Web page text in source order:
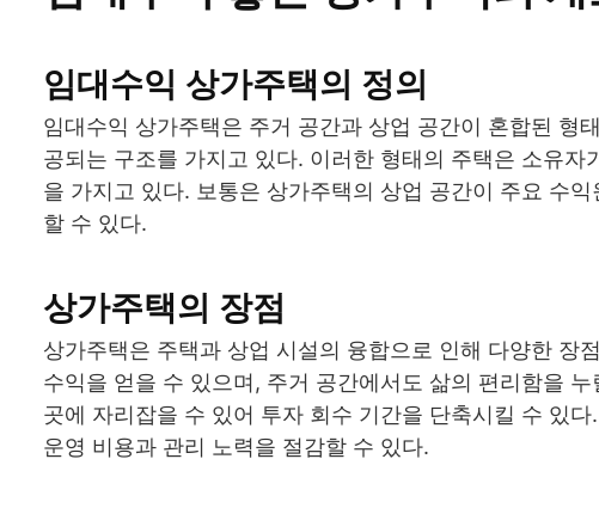
임대수익 상가주택의 정의
임대수익 상가주택은 주거 공간과 상업 공간이 혼합된 형
공되는 구조를 가지고 있다. 이러한 형태의 주택은 소유
을 가지고 있다. 보통은 상가주택의 상업 공간이 주요 수
할 수 있다.
상가주택의 장점
상가주택은 주택과 상업 시설의 융합으로 인해 다양한 장
수익을 얻을 수 있으며, 주거 공간에서도 삶의 편리함을
곳에 자리잡을 수 있어 투자 회수 기간을 단축시킬 수 있
운영 비용과 관리 노력을 절감할 수 있다.